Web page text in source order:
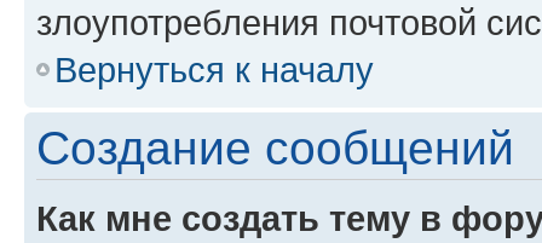
злоупотребления почтовой
Вернуться к началу
Создание сообщений
Как мне создать тему в